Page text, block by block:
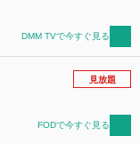
DMM TVで今すぐ見る
見放題
FODで今すぐ見る